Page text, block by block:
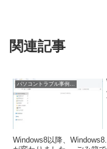
関連記事
パソコントラブル事例と対処
Windows8以降、